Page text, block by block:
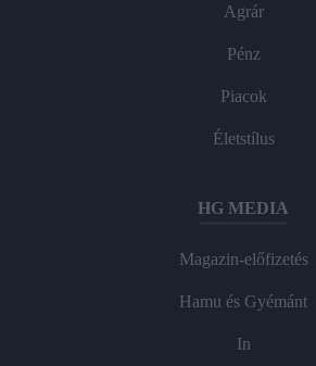
Agrár
Pénz
Piacok
Életstílus
HG MEDIA
Magazin-előfizetés
Hamu és Gyémánt
In